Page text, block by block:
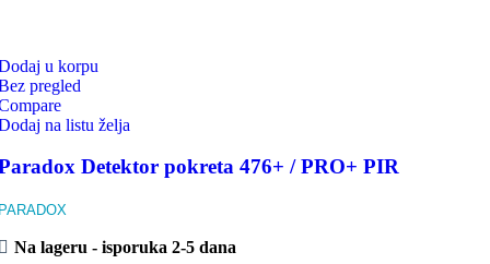
u korpu
pregled
na listu želja
Detektor pokreta 476+ / PRO+ PIR
Na lageru - isporuka 2-5 dana